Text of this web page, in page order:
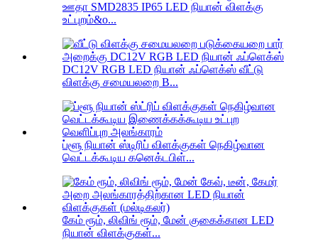
ஊதா SMD2835 IP65 LED நியான் விளக்கு
உட்புறம்&o...
DC12V RGB LED நியான் ஃப்ளெக்ஸ் வீட்டு
விளக்கு சமையலறை B...
ப்ளூ நியான் ஸ்டிரிப் விளக்குகள் நெகிழ்வான
வெட்டக்கூடிய கனெக்டபிள்...
கேம் ரூம், லிவிங் ரூம், மேன் குகைக்கான LED
நியான் விளக்குகள்...